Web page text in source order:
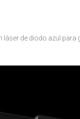
láser de diodo azul para